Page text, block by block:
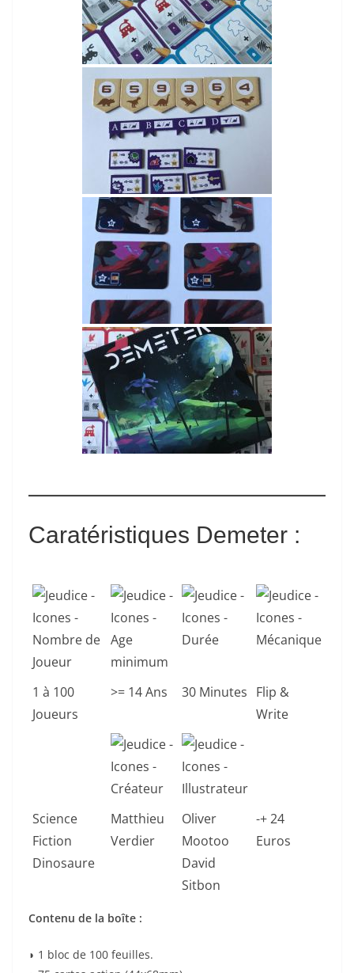
Caratéristiques Demeter :
1 à 100
Joueurs
>= 14 Ans 30 Minutes Flip &
Write
Science
Fiction
Dinosaure
Matthieu
Verdier
Oliver
Mootoo
David
Sitbon
-+ 24
Euros
Contenu de la boîte :
◗ 1 bloc de 100 feuilles.